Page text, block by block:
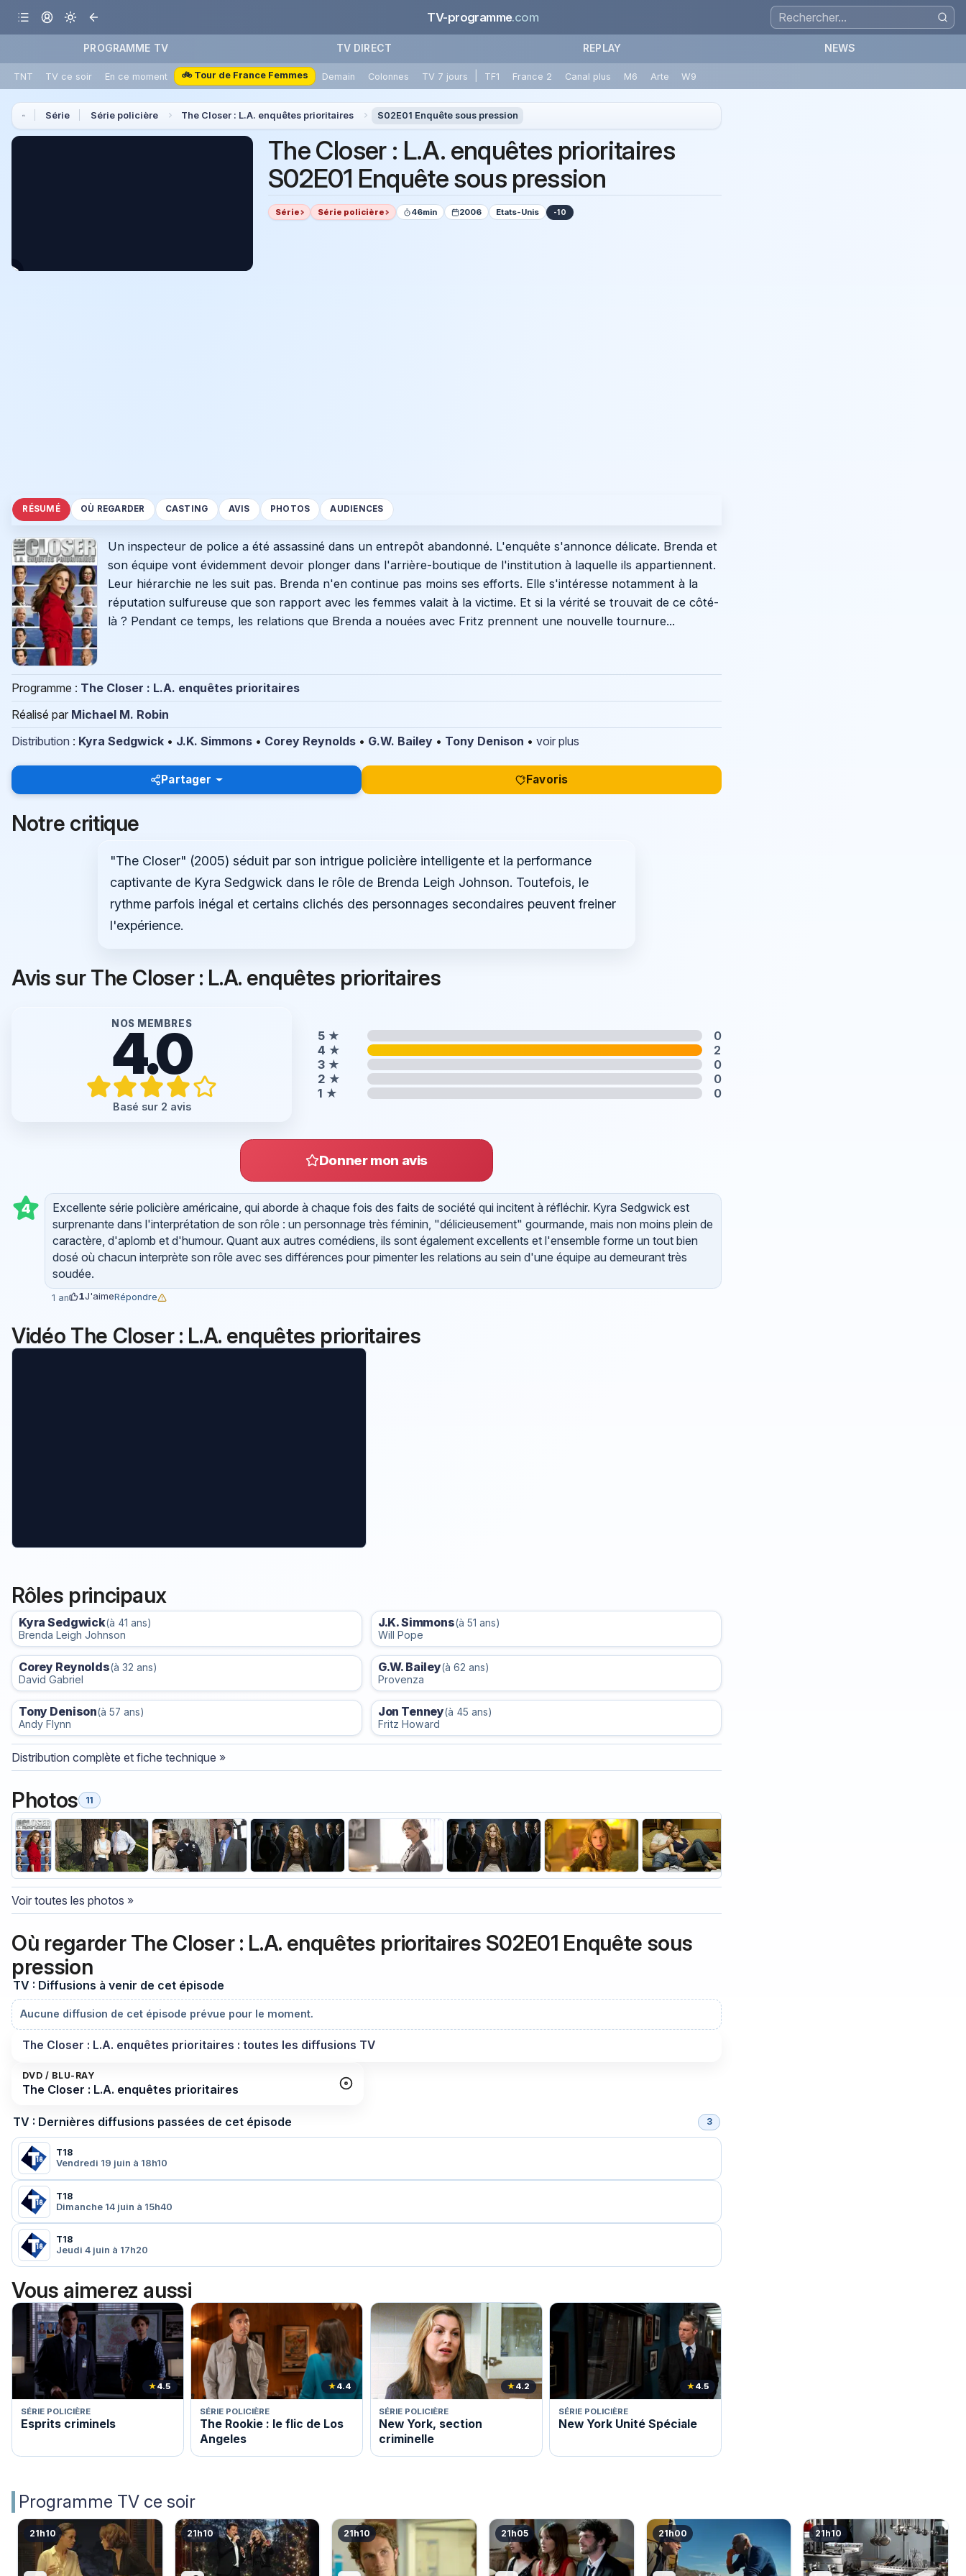
TV-programme.com
PROGRAMME TV TV DIRECT REPLAY NEWS
TNT TV ce soir En ce moment 🚲 Tour de France Femmes Demain Colonnes TV 7 jours TF1 France 2 Canal plus M6 Arte W9
Série Série policière The Closer : L.A. enquêtes prioritaires S02E01 Enquête sous pression
The Closer : L.A. enquêtes prioritaires
S02E01 Enquête sous pression
Série Série policière 46min 2006 Etats-Unis -10
RÉSUMÉ OÙ REGARDER CASTING AVIS PHOTOS AUDIENCES
Un inspecteur de police a été assassiné dans un entrepôt abandonné. L'enquête s'annonce délicate. Brenda et
son équipe vont évidemment devoir plonger dans l'arrière-boutique de l'institution à laquelle ils appartiennent.
Leur hiérarchie ne les suit pas. Brenda n'en continue pas moins ses efforts. Elle s'intéresse notamment à la
réputation sulfureuse que son rapport avec les femmes valait à la victime. Et si la vérité se trouvait de ce côté-
là ? Pendant ce temps, les relations que Brenda a nouées avec Fritz prennent une nouvelle tournure...
Programme : The Closer : L.A. enquêtes prioritaires
Réalisé par Michael M. Robin
Distribution : Kyra Sedgwick • J.K. Simmons • Corey Reynolds • G.W. Bailey • Tony Denison • voir plus
Partager Favoris
Notre critique
"The Closer" (2005) séduit par son intrigue policière intelligente et la performance
captivante de Kyra Sedgwick dans le rôle de Brenda Leigh Johnson. Toutefois, le
rythme parfois inégal et certains clichés des personnages secondaires peuvent freiner
l'expérience.
Avis sur The Closer : L.A. enquêtes prioritaires
NOS MEMBRES
4.0
Basé sur 2 avis
5 ★
0
4 ★
2
3 ★
0
2 ★
0
1 ★ 0
Donner mon avis
4
Excellente série policière américaine, qui aborde à chaque fois des faits de société qui incitent à réfléchir. Kyra Sedgwick est
surprenante dans l'interprétation de son rôle : un personnage très féminin, "délicieusement" gourmande, mais non moins plein de
caractère, d'aplomb et d'humour. Quant aux autres comédiens, ils sont également excellents et l'ensemble forme un tout bien
dosé où chacun interprète son rôle avec ses différences pour pimenter les relations au sein d'une équipe au demeurant très
soudée.
1 an 1J'aimeRépondre
Vidéo The Closer : L.A. enquêtes prioritaires
Rôles principaux
Kyra Sedgwick(à 41 ans)
Brenda Leigh Johnson
J.K. Simmons(à 51 ans)
Will Pope
Corey Reynolds(à 32 ans)
David Gabriel
G.W. Bailey(à 62 ans)
Provenza
Tony Denison(à 57 ans)
Andy Flynn
Jon Tenney(à 45 ans)
Fritz Howard
Distribution complète et fiche technique »
Photos 11
Voir toutes les photos »
Où regarder The Closer : L.A. enquêtes prioritaires S02E01 Enquête sous
pression
TV : Diffusions à venir de cet épisode
Aucune diffusion de cet épisode prévue pour le moment.
The Closer : L.A. enquêtes prioritaires : toutes les diffusions TV
DVD / BLU-RAY
The Closer : L.A. enquêtes prioritaires
TV : Dernières diffusions passées de cet épisode 3
T18
Vendredi 19 juin à 18h10
T18
Dimanche 14 juin à 15h40
T18
Jeudi 4 juin à 17h20
Vous aimerez aussi
★4.5
SÉRIE POLICIÈRE
Esprits criminels
★4.4
SÉRIE POLICIÈRE
The Rookie : le flic de Los
Angeles
★4.2
SÉRIE POLICIÈRE
New York, section
criminelle
★4.5
SÉRIE POLICIÈRE
New York Unité Spéciale
Programme TV ce soir
21h10 21h10 21h10 21h05 21h00 21h10